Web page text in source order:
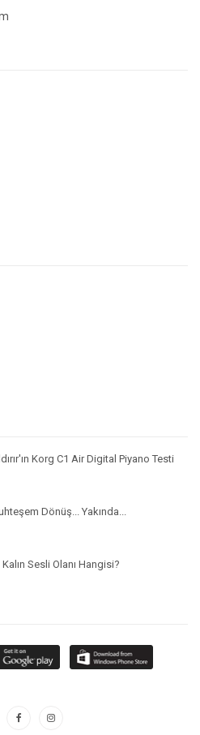
Korg C1 Air Digital Piyano Testi
Dönüş... Yakında...
Sesli Olanı Hangisi?